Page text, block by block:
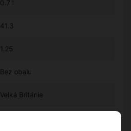
0.7 l
41.3
1.25
Bez obalu
Velká Británie